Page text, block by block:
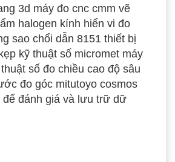
3d máy đo cnc cmm vẽ
halogen kính hiển vi đo
sao chổi dẫn 8151 thiết bị
kỹ thuật số micromet máy
số đo chiều cao độ sâu
đo góc mitutoyo cosmos
đánh giá và lưu trữ dữ